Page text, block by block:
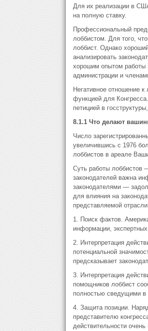
Для их реализации в
на полную ставку.
Профессиональный
лоббистом. Для того,
лоббист. Однако
анализировать
хорошим опытом
администрации и
Негативное отношение
функцией для
петицией в
8.1.1 Что делают
Число
увеличившись с 1976
лоббистов в ареале
Суть работы лоббистов
законодателей важна
законодателями —
для влияния на
представляемой
1. Поиск фактов.
информации,
2. Интерпретация
потенциальной
предсказывает
3. Интерпретация
помощников лоббист
полностью сведущими в
4. Защита позиции.
представителю
действительности